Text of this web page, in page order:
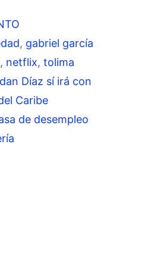
, gabriel garcía
, netflix, tolima
Díaz sí irá con
Caribe
de desempleo